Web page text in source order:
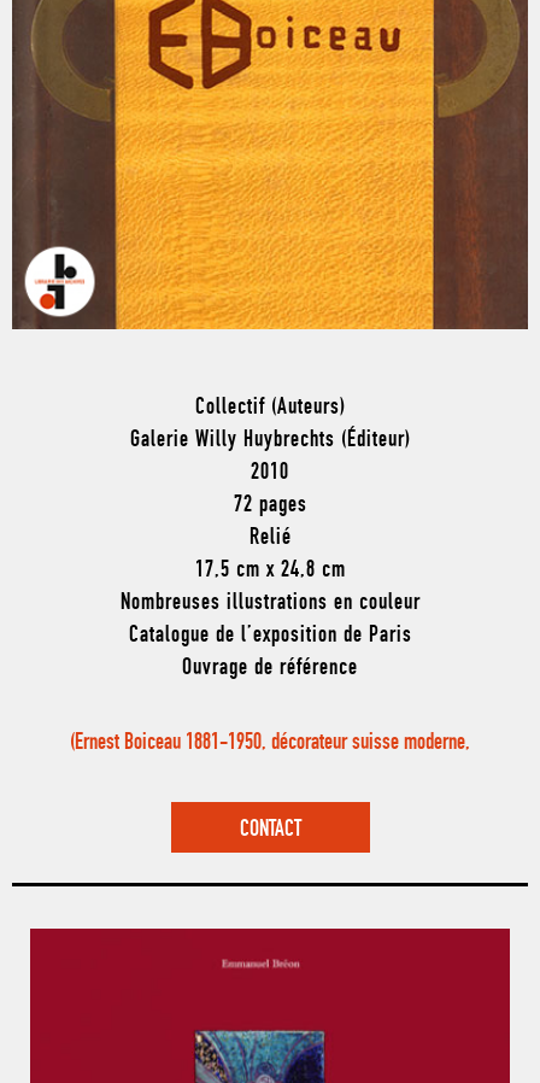
Collectif (Auteurs)
Galerie Willy Huybrechts (Éditeur)
2010
72 pages
Relié
17,5 cm x 24,8 cm
Nombreuses illustrations en couleur
Catalogue de l’exposition de Paris
Ouvrage de référence
(Ernest Boiceau 1881-1950, décorateur suisse moderne,
CONTACT